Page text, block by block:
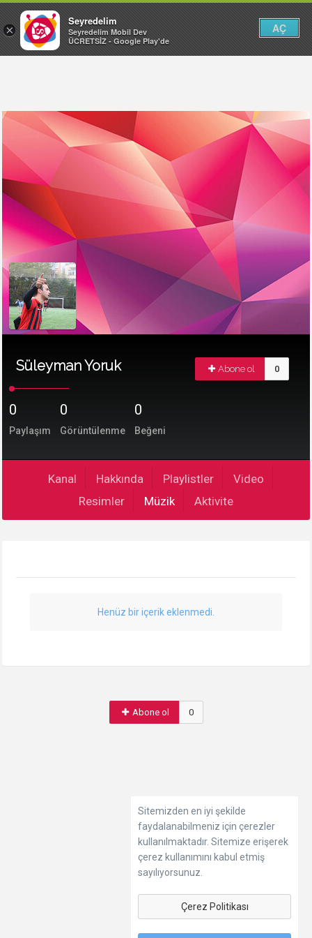
Süleyman Yoruk Abone ol 0
0
Paylaşım
0
Görüntülenme
0
Beğeni
Kanal Hakkında Playlistler
Video
Resimler
Müzik Aktivite
Henüz bir içerik eklenmedi.
Abone ol 0
Sitemizden en iyi şekilde
faydalanabilmeniz için çerezler
kullanılmaktadır. Sitemize erişerek
çerez kullanımını kabul etmiş
sayılıyorsunuz.
Çerez Politikası
×
Seyredelim
Seyredelim Mobil Dev
ÜCRETSİZ - Google Play'de
AÇ